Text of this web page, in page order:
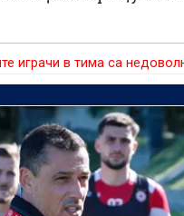
играчи в тима са